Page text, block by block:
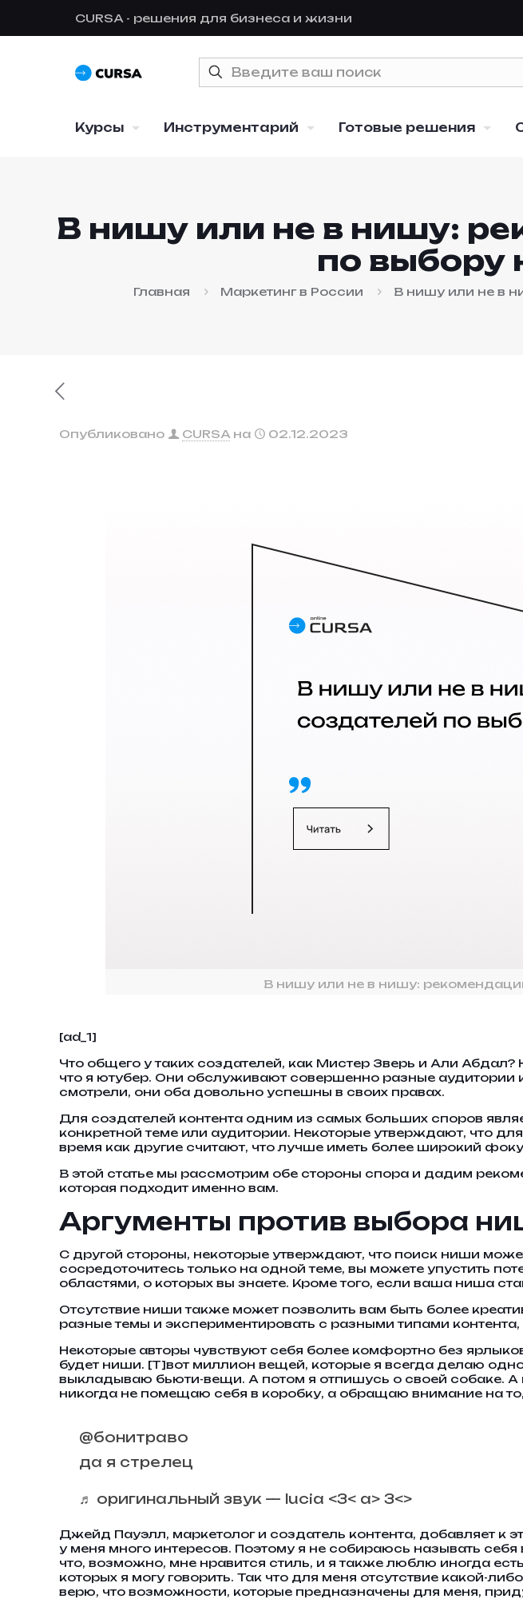
CURSA - решения для бизнеса и жизни
Курсы Инструментарий Готовые решения
В нишу или не в нишу:
по выбору
Главная Маркетинг в России В нишу или не в
Опубликовано CURSA на 02.12.2023
В нишу или не в нишу:
[ad_1]
Что общего у таких создателей, как Мистер Зверь и Али
что я ютубер. Они обслуживают совершенно разные аудитории
смотрели, они оба довольно успешны в своих правах.
Для создателей контента одним из самых больших споров
конкретной теме или аудитории. Некоторые утверждают, что
время как другие считают, что лучше иметь более широкий
В этой статье мы рассмотрим обе стороны спора и дадим
которая подходит именно вам.
Аргументы против выбора
С другой стороны, некоторые утверждают, что поиск ниши
сосредоточитесь только на одной теме, вы можете упустить
областями, о которых вы знаете. Кроме того, если ваша ниша
Отсутствие ниши также может позволить вам быть более
разные темы и экспериментировать с разными типами
Некоторые авторы чувствуют себя более комфортно без
будет ниши. [T]вот миллион вещей, которые я всегда делаю
выкладываю бьюти-вещи. А потом я отпишусь о своей собаке.
никогда не помещаю себя в коробку, а обращаю внимание на
@бонитраво
да я стрелец
♬ оригинальный звук — lucia <3< a> 3<>
Джейд Пауэлл, маркетолог и создатель контента, добавляет к
у меня много интересов. Поэтому я не собираюсь называть
что, возможно, мне нравится стиль, и я также люблю иногда
которых я могу говорить. Так что для меня отсутствие какой-
верю, что возможности, которые предназначены для меня,